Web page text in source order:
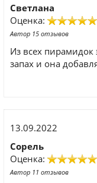
Светлана
Оценка:
Автор 15 отзывов
Из всех
запах и она
13.09.2022
Сорель
Оценка:
Автор 11 отзывов